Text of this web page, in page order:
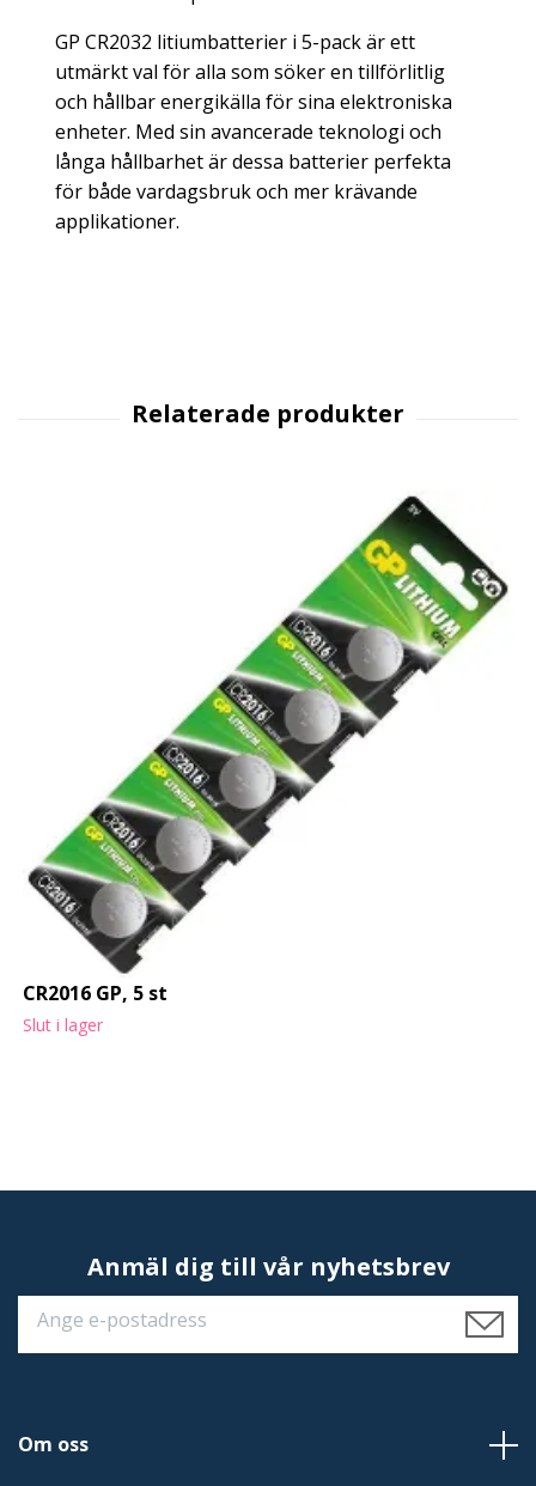
GP CR2032 litiumbatterier i 5-pack är ett
utmärkt val för alla som söker en tillförlitlig
och hållbar energikälla för sina elektroniska
enheter. Med sin avancerade teknologi och
långa hållbarhet är dessa batterier perfekta
för både vardagsbruk och mer krävande
applikationer.
CR2016 GP, 5 st
Slut i lager
Anmäl dig till vår nyhetsbrev
Om oss